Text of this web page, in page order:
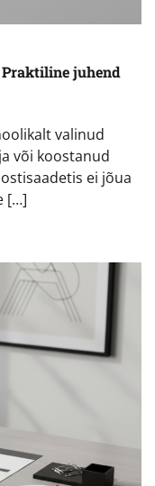
juhend
valinud
või koostanud
ei jõua
[…]